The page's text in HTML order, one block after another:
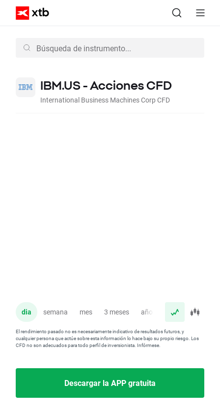
IBM.US - Acciones CFD
International Business Machines Corp CFD
dia semana mes 3 meses año
El rendimiento pasado no es necesariamente indicativo de resultados futuros, y
cualquier persona que actúe sobre esta información lo hace bajo su propio riesgo. Los
CFD no son adecuados para todo perfil de inversionista. Infórmese.
Descargar la APP gratuita